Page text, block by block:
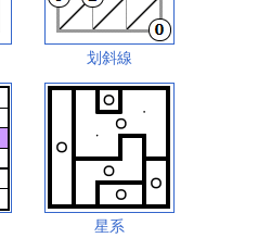
划斜線
星系